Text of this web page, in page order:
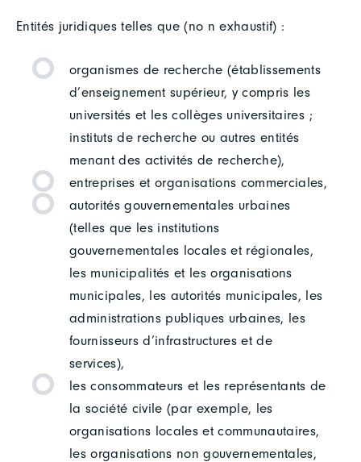
Entités juridiques telles que (no n exhaustif) :
organismes de recherche (établissements
d’enseignement supérieur, y compris les
universités et les collèges universitaires ;
instituts de recherche ou autres entités
menant des activités de recherche),
entreprises et organisations commerciales,
autorités gouvernementales urbaines
(telles que les institutions
gouvernementales locales et régionales,
les municipalités et les organisations
municipales, les autorités municipales, les
administrations publiques urbaines, les
fournisseurs d’infrastructures et de
services),
les consommateurs et les représentants de
la société civile (par exemple, les
organisations locales et communautaires,
les organisations non gouvernementales,